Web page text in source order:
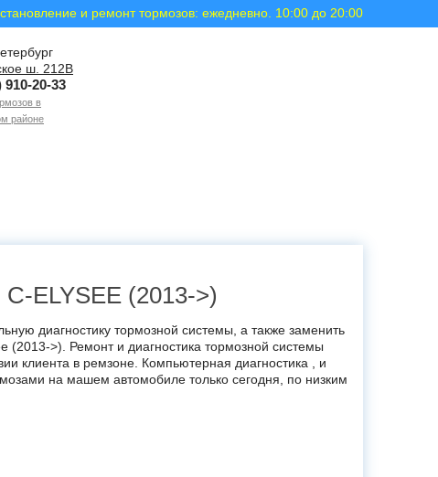
и ремонт тормозов: ежедневно. 10:00 до 20:00
ш. 212В
910-20-33
в
районе
(2013->)
диагностику тормозной системы, а также заменить
(2013->). Ремонт и диагностика тормозной системы
клиента в ремзоне. Компьютерная диагностика , и
на машем автомобиле только сегодня, по низким